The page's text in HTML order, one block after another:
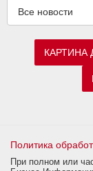
Все новости
КАРТИНА
Политика
При полном или